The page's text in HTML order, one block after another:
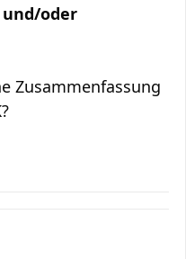
oder
Zusammenfassung